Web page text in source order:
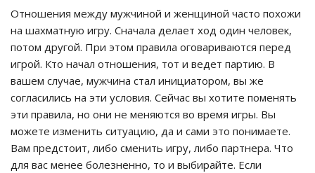
Отношения между мужчиной и женщиной часто похожи
на шахматную игру. Сначала делает ход один человек,
потом другой. При этом правила оговариваются перед
игрой. Кто начал отношения, тот и ведет партию. В
вашем случае, мужчина стал инициатором, вы же
согласились на эти условия. Сейчас вы хотите поменять
эти правила, но они не меняются во время игры. Вы
можете изменить ситуацию, да и сами это понимаете.
Вам предстоит, либо сменить игру, либо партнера. Что
для вас менее болезненно, то и выбирайте. Если